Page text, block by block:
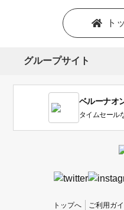
ト
グループサイト
ベルーナオ
タイムセール
トップへ ご利用ガ